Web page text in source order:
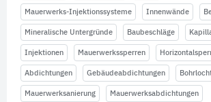
Mauerwerks-Injektionssysteme Innenwände
Mineralische Untergründe Baubeschläge
Injektionen Mauerwerkssperren
Abdichtungen Gebäudeabdichtungen
Mauerwerksanierung Mauerwerksabdichtungen